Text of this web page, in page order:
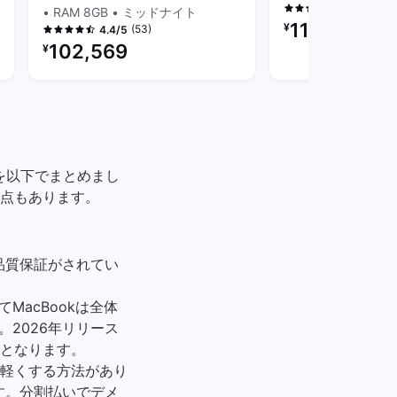
• RAM 8GB • ミッドナイト
4.4/5 (53)
リファービッシュ品の価格：
¥102,569
リファービッシュ
¥112,000
下でまとめまし
もあります。
保証がされてい
MacBookは全体
2026年リリース
なります。
くする方法があり
分割払いでデメ